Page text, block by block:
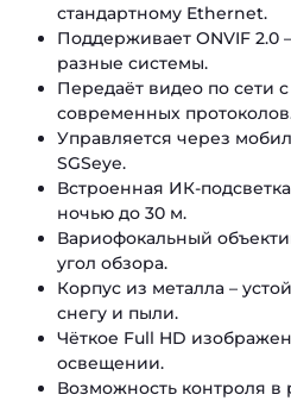
стандартному Ethernet.
Поддерживает ONVIF 2.0
разные системы.
Передаёт видео по сети
современных
Управляется через
SGSeye.
Встроенная ИК-
ночью до 30 м.
Вариофокальный
угол обзора.
Корпус из металла –
снегу и пыли.
Чёткое Full HD
освещении.
Возможность контроля